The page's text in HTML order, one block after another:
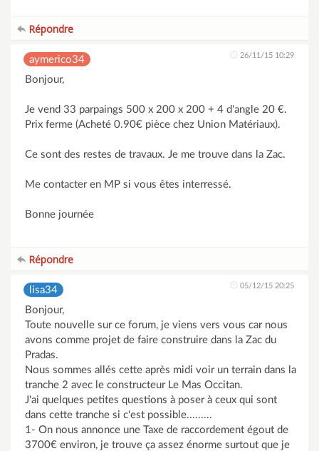
Répondre
aymerico34 26/11/15 10:29
Bonjour,
Je vend 33 parpaings 500 x 200 x 200 + 4 d'angle 20 €.
Prix ferme (Acheté 0.90€ pièce chez Union Matériaux).
Ce sont des restes de travaux. Je me trouve dans la Zac.
Me contacter en MP si vous êtes interressé.
Bonne journée
Répondre
lisa34 05/12/15 20:25
Bonjour,
Toute nouvelle sur ce forum, je viens vers vous car nous
avons comme projet de faire construire dans la Zac du
Pradas.
Nous sommes allés cette après midi voir un terrain dans la
tranche 2 avec le constructeur Le Mas Occitan.
J'ai quelques petites questions à poser à ceux qui sont
dans cette tranche si c'est possible.........
1- On nous annonce une Taxe de raccordement égout de
3700€ environ, je trouve ça assez énorme surtout que je